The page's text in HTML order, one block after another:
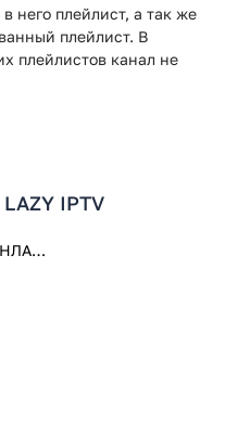
него плейлист, а так же
плейлист. В
плейлистов канал не
IPTV
Peers.TV: телевизор ОНЛАЙН ТВ